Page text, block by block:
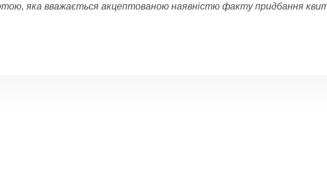
яка вважається акцептованою наявністю факту придбання